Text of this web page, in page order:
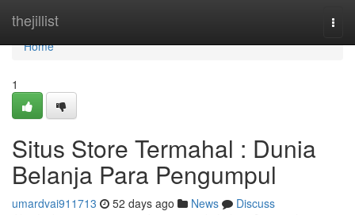
thejillist
Home
Home
1
Situs Store Termahal : Dunia
Belanja Para Pengumpul
umardvai911713 52 days ago News
Discuss